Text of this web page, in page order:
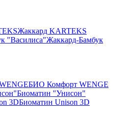
Жаккард KARTEKS
Жаккард-Бамбук
БИО Комфорт WENGE
Биоматин "Унисон"
Биоматин Unison 3D